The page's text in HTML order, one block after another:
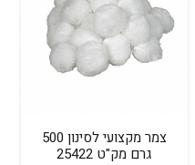
צמר מקצועי לסינון 500
גרם מק"ט 25422